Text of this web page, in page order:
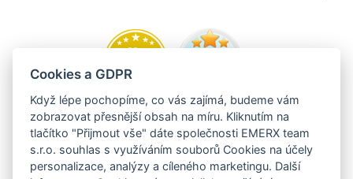
Cookies a GDPR
Když lépe pochopíme, co vás zajímá, budeme vám
zobrazovat přesnější obsah na míru. Kliknutím na
tlačítko "Přijmout vše" dáte společnosti EMERX team
s.r.o. souhlas s využíváním souborů Cookies na účely
personalizace, analýzy a cíleného marketingu. Další